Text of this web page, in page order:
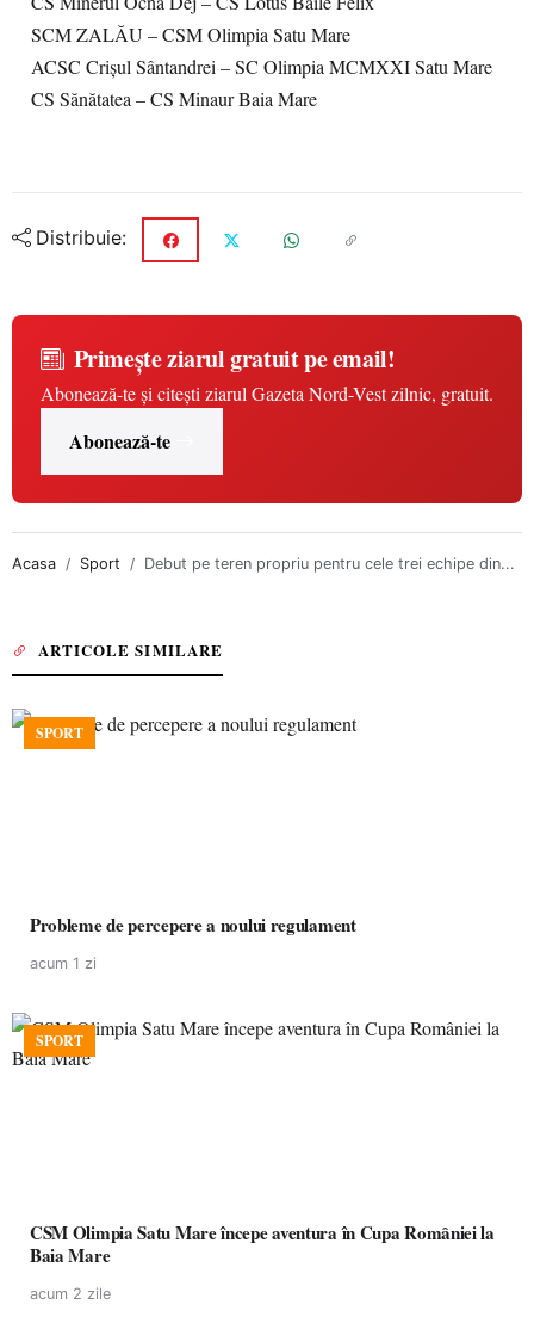
SCM ZALĂU – CSM Olimpia Satu Mare
ACSC Crişul Sântandrei – SC Olimpia MCMXXI Satu Mare
CS Sănătatea – CS Minaur Baia Mare
Distribuie:
Primește ziarul gratuit pe email!
Abonează-te și citești ziarul Gazeta Nord-Vest zilnic, gratuit.
Abonează-te
Acasa Sport Debut pe teren propriu pentru cele trei echipe din...
ARTICOLE SIMILARE
SPORT
Probleme de percepere a noului regulament
acum 1 zi
SPORT
CSM Olimpia Satu Mare începe aventura în Cupa României la
Baia Mare
acum 2 zile